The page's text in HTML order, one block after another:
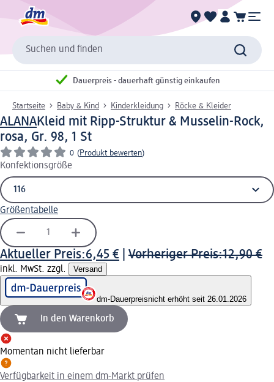
Suchen und finden
Dauerpreis - dauerhaft günstig einkaufen
Startseite Baby & Kind Kinderkleidung Röcke & Kleider
ALANAKleid mit Ripp-Struktur & Musselin-Rock,
rosa, Gr. 98, 1 St
0 (Produkt bewerten)
Konfektionsgröße
Größentabelle
Aktueller Preis:6,45 € Vorheriger Preis:12,90 €
inkl. MwSt. zzgl. Versand
dm-Dauerpreisnicht erhöht seit 26.01.2026
In den Warenkorb
Momentan nicht lieferbar
Verfügbarkeit in einem dm-Markt prüfen